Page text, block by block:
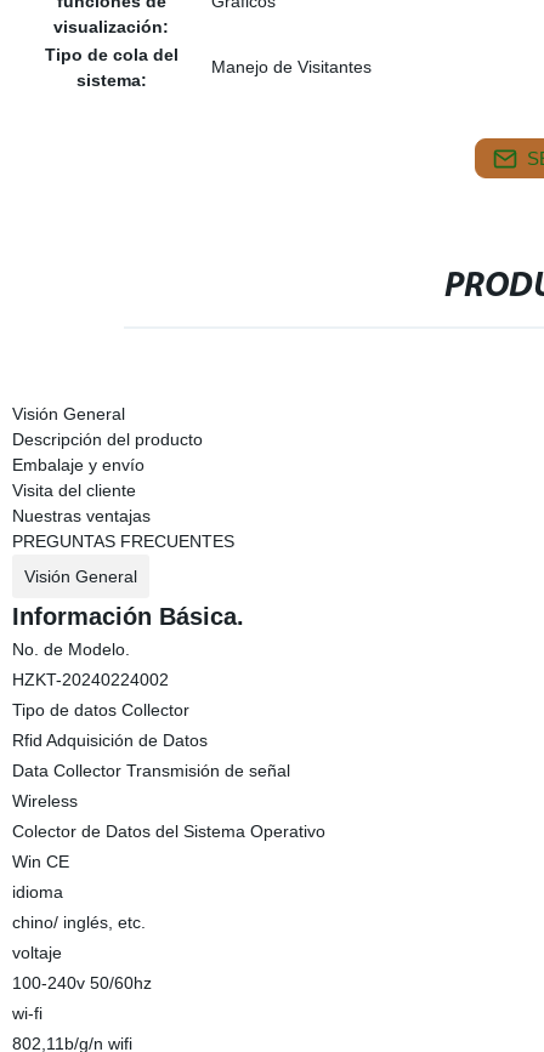
visualización:
Tipo de cola del
sistema:
Manejo de Visitantes
Visión General
Descripción del producto
Embalaje y envío
Visita del cliente
Nuestras ventajas
PREGUNTAS FRECUENTES
Visión General
Información Básica.
No. de Modelo.
HZKT-20240224002
Tipo de datos Collector
Rfid Adquisición de Datos
Data Collector Transmisión de señal
Wireless
Colector de Datos del Sistema Operativo
Win CE
idioma
chino/ inglés, etc.
voltaje
100-240v 50/60hz
wi-fi
802,11b/g/n wifi